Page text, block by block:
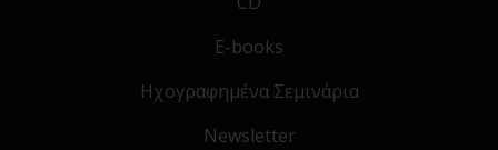
E-books
Ηχογραφημένα Σεμινάρια
Newsletter